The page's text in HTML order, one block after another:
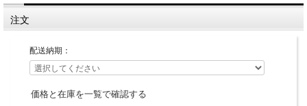
注文
配送納期：
価格と在庫を一覧で確認する